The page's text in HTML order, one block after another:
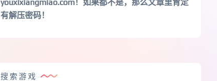
youxixiangmiao.com！如果都不是，那么文章里肯定
有解压密码！
搜索游戏